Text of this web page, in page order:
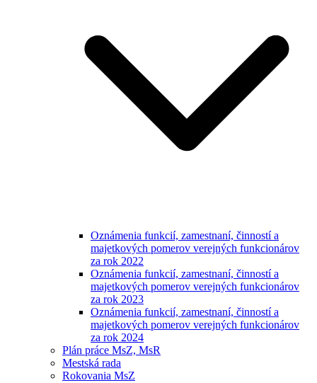
Oznámenia funkcií, zamestnaní, činností a
majetkových pomerov verejných funkcionárov
za rok 2022
Oznámenia funkcií, zamestnaní, činností a
majetkových pomerov verejných funkcionárov
za rok 2023
Oznámenia funkcií, zamestnaní, činností a
majetkových pomerov verejných funkcionárov
za rok 2024
Plán práce MsZ, MsR
Mestská rada
Rokovania MsZ